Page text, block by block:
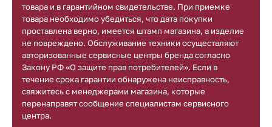
товара и в гарантийном свидетельстве. При приемке
товара необходимо убедиться, что дата покупки
проставлена верно, имеется штамп магазина, а изделие
не повреждено. Обслуживание техники осуществляют
авторизованные сервисные центры бренда согласно
Закону РФ «О защите прав потребителей». Если в
течение срока гарантии обнаружена неисправность,
свяжитесь с менеджерами магазина, которые
перенаправят сообщение специалистам сервисного
центра.